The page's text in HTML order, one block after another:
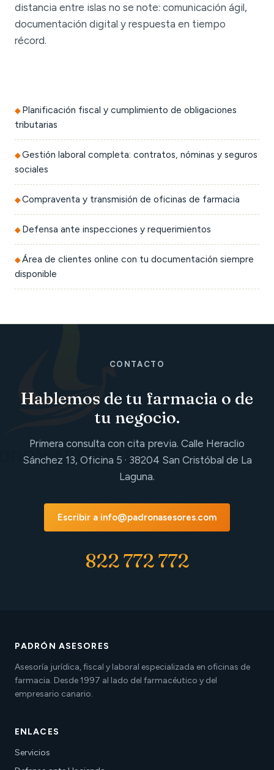
distancia entre islas no se note: comunicación ágil,
documentación digital y respuesta en tiempo
récord.
Planificación fiscal y cumplimiento de obligaciones
tributarias
Gestión laboral completa: contratos, nóminas y seguros
sociales
Compraventa y transmisión de oficinas de farmacia
Defensa ante inspecciones y requerimientos
Área de clientes online con tu documentación siempre
disponible
CONTACTO
Hablemos de tu farmacia o de
tu negocio.
Primera consulta con cita previa. Calle Heraclio
Sánchez 13, Oficina 5 · 38204 San Cristóbal de La
Laguna.
Escribir a info@padronasesores.com
822 772 772
PADRÓN ASESORES
Asesoría jurídica, fiscal y laboral especializada en oficinas de
farmacia. Desde 1997 al lado del farmacéutico y del
empresario canario.
ENLACES
Servicios